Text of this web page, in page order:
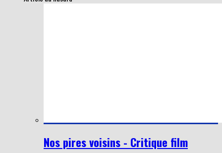
Nos pires voisins - Critique film